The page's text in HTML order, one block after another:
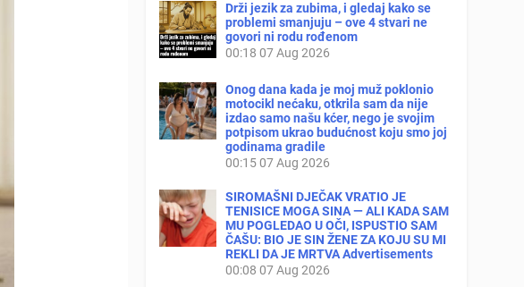
Drži jezik za zubima, i gledaj kako se
problemi smanjuju – ove 4 stvari ne
govori ni rodu rođenom
00:18 07 Aug 2026
Onog dana kada je moj muž poklonio
motocikl nećaku, otkrila sam da nije
izdao samo našu kćer, nego je svojim
potpisom ukrao budućnost koju smo joj
godinama gradile
00:15 07 Aug 2026
SIROMAŠNI DJEČAK VRATIO JE
TENISICE MOGA SINA — ALI KADA SAM
MU POGLEDAO U OČI, ISPUSTIO SAM
ČAŠU: BIO JE SIN ŽENE ZA KOJU SU MI
REKLI DA JE MRTVA Advertisements
00:08 07 Aug 2026